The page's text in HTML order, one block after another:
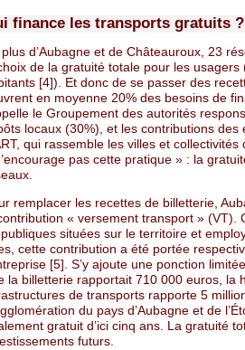
finance les transports gratuits ?
plus d’Aubagne et de Châteauroux, 23
de la gratuité totale pour les
[4]). Et donc de se passer des
en moyenne 20% des besoins de
le Groupement des autorités
locaux (30%), et les contributions
qui rassemble les villes et
pas cette pratique » : la
remplacer les recettes de billetterie,
« versement transport »
situées sur le territoire et
cette contribution a été portée
[5]. S’y ajoute une ponction
la billetterie rapportait 710 000 euros, la
de transports rapporte 5
du pays d’Aubagne et de
gratuit d’ici cinq ans. La gratuité
futurs.